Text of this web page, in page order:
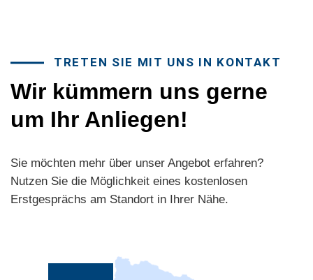
TRETEN SIE MIT UNS IN KONTAKT
Wir kümmern uns gerne
um Ihr Anliegen!
Sie möchten mehr über unser Angebot erfahren?
Nutzen Sie die Möglichkeit eines kostenlosen
Erstgesprächs am Standort in Ihrer Nähe.